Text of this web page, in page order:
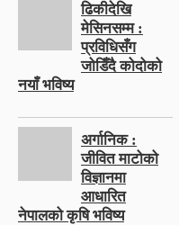
ढिकीदेखि
मेसिनसम्म :
प्रविधिसँग
जोडिँदै कोदोको
नयाँ भविष्य
अर्गानिक :
जीवित माटोको
विज्ञानमा
आधारित
नेपालको कृषि भविष्य